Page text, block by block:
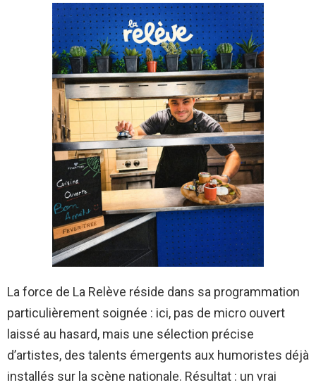
La force de La Relève réside dans sa programmation
particulièrement soignée : ici, pas de micro ouvert
laissé au hasard, mais une sélection précise
d’artistes, des talents émergents aux humoristes déjà
installés sur la scène nationale. Résultat : un vrai